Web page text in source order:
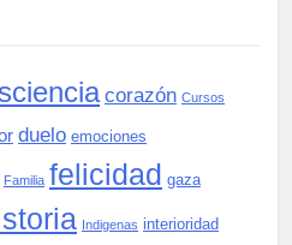
corazón Cursos
duelo emociones
Familia felicidad gaza
Indigenas interioridad